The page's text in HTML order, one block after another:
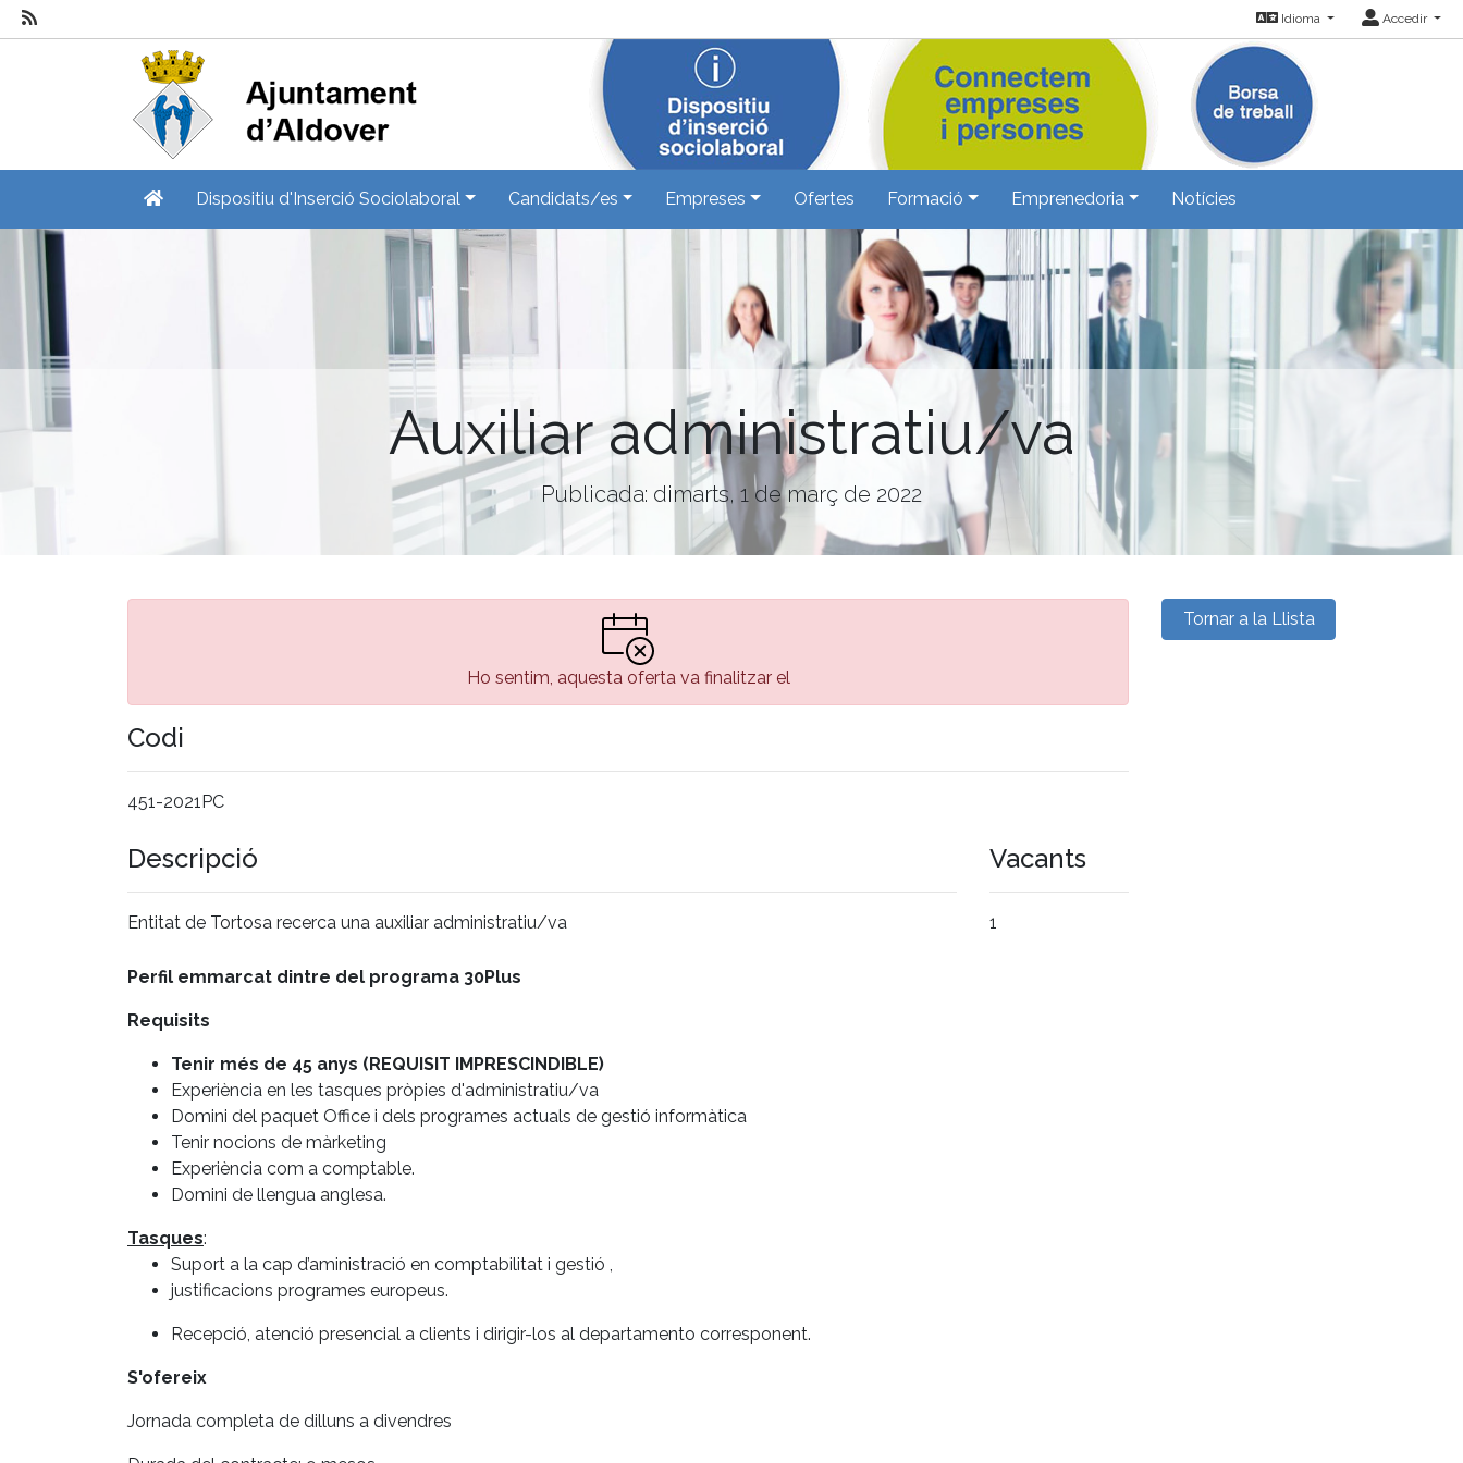
Idioma Accedir
Dispositiu d'Inserció Sociolaboral Candidats/es Empreses Ofertes Formació Emprenedoria Notícies
Auxiliar administratiu/va
Publicada: dimarts, 1 de març de 2022
Ho sentim, aquesta oferta va finalitzar el
Codi
451-2021PC
Descripció
Entitat de Tortosa recerca una auxiliar administratiu/va
Vacants
1
Perfil emmarcat dintre del programa 30Plus
Requisits
Tenir més de 45 anys (REQUISIT IMPRESCINDIBLE)
Experiència en les tasques pròpies d'administratiu/va
Domini del paquet Office i dels programes actuals de gestió informàtica
Tenir nocions de màrketing
Experiència com a comptable.
Domini de llengua anglesa.
Tasques:
Suport a la cap d’aministració en comptabilitat i gestió ,
justificacions programes europeus.
Recepció, atenció presencial a clients i dirigir-los al departamento corresponent.
S'ofereix
Jornada completa de dilluns a divendres
Tornar a la Llista